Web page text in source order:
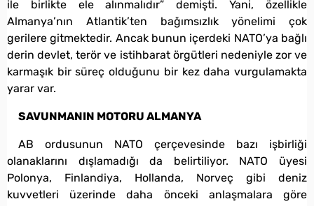
ile birlikte ele alınmalıdır” demişti. Yani, özellikle
Almanya’nın Atlantik’ten bağımsızlık yönelimi çok
gerilere gitmektedir. Ancak bunun içerdeki NATO’ya bağlı
derin devlet, terör ve istihbarat örgütleri nedeniyle zor ve
karmaşık bir süreç olduğunu bir kez daha vurgulamakta
yarar var.
SAVUNMANIN MOTORU ALMANYA
AB ordusunun NATO çerçevesinde bazı işbirliği
olanaklarını dışlamadığı da belirtiliyor. NATO üyesi
Polonya, Finlandiya, Hollanda, Norveç gibi deniz
kuvvetleri üzerinde daha önceki anlaşmalara göre